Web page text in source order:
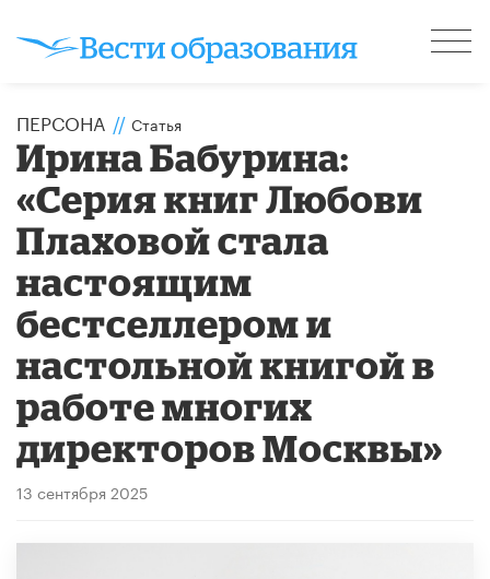
ПЕРСОНА // Статья
Ирина Бабурина:
«Серия книг Любови
Плаховой стала
настоящим
бестселлером и
настольной книгой в
работе многих
директоров Москвы»
13 сентября 2025